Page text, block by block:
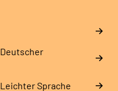
Sprache